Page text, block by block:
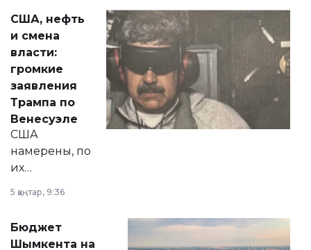
актуальных тем —
от слухов о
политических
реформах до
вопросов армии,
экономики и
личного здоровья.
США, нефть
и смена
власти:
громкие
заявления
Трампа по
Венесуэле
США
намерены, по
их
принести
народу
5 қаңтар, 9:36
Бюджет
Шымкента на